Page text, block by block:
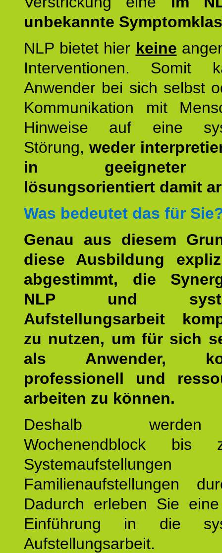
unbekannte
NLP bietet hier keine
Interventionen. Somit
Anwender bei sich selbst
Kommunikation mit
Hinweise auf eine
Störung, weder
in geeigneter
lösungsorientiert damit
Was bedeutet das für
Genau aus diesem
diese Ausbildung
abgestimmt, die
NLP und
Aufstellungsarbeit
zu nutzen, um für sich
als Anwender,
professionell und
arbeiten zu können.
Deshalb
Wochenendblock bis
Familienaufstellungen
Dadurch erleben Sie
Einführung in die
Aufstellungsarbeit.